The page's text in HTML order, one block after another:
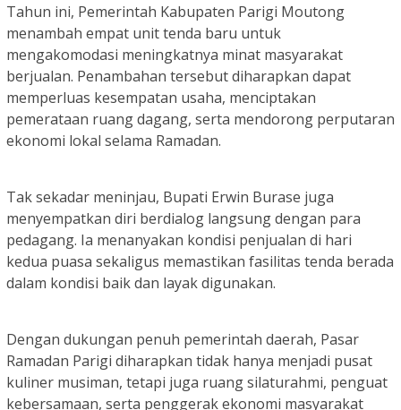
Tahun ini, Pemerintah Kabupaten Parigi Moutong
menambah empat unit tenda baru untuk
mengakomodasi meningkatnya minat masyarakat
berjualan. Penambahan tersebut diharapkan dapat
memperluas kesempatan usaha, menciptakan
pemerataan ruang dagang, serta mendorong perputaran
ekonomi lokal selama Ramadan.
Tak sekadar meninjau, Bupati Erwin Burase juga
menyempatkan diri berdialog langsung dengan para
pedagang. Ia menanyakan kondisi penjualan di hari
kedua puasa sekaligus memastikan fasilitas tenda berada
dalam kondisi baik dan layak digunakan.
Dengan dukungan penuh pemerintah daerah, Pasar
Ramadan Parigi diharapkan tidak hanya menjadi pusat
kuliner musiman, tetapi juga ruang silaturahmi, penguat
kebersamaan, serta penggerak ekonomi masyarakat